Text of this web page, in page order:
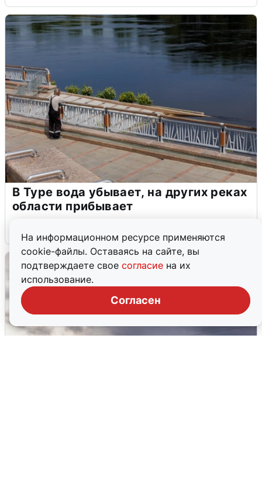
На информационном ресурсе применяются
cookie-файлы. Оставаясь на сайте, вы
подтверждаете свое согласие на их
использование.
Согласен
В Туре вода убывает, на других реках
области прибывает